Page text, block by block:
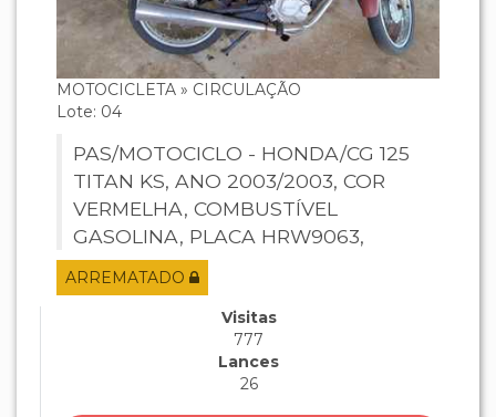
MOTOCICLETA » CIRCULAÇÃO
Lote: 04
PAS/MOTOCICLO - HONDA/CG 125
TITAN KS, ANO 2003/2003, COR
VERMELHA, COMBUSTÍVEL
GASOLINA, PLACA HRW9063,
RENAVAM 809056801, CHASSI
9C2JC30103R278785, MOTOR
JC30E13278785.
ARREMATADO
Visitas
777
Lances
26